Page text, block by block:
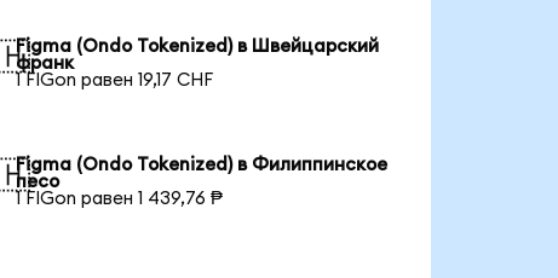
Figma (Ondo Tokenized) в Швейцарский
франк
1 FIGon равен 19,17 CHF
Figma (Ondo Tokenized) в Филиппинское
песо
1 FIGon равен 1 439,76 ₱